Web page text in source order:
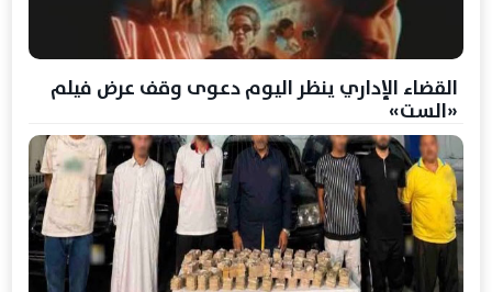
القضاء الإداري ينظر اليوم دعوى وقف عرض فيلم
«الست»